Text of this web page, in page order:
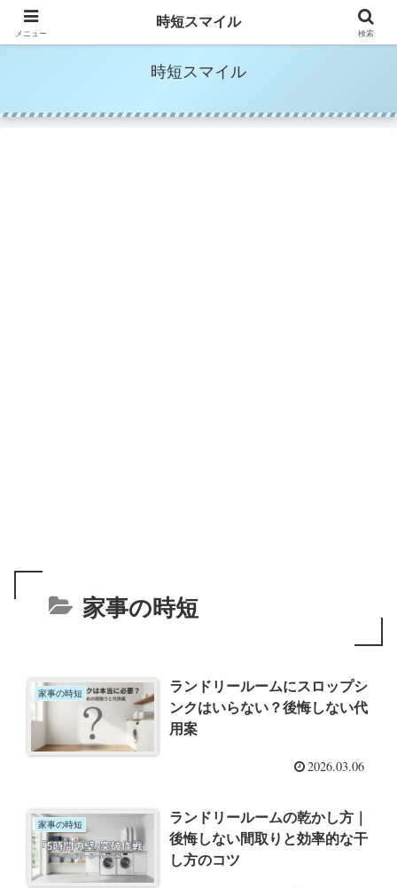
時短家事＆時短美容でママの笑顔を増やす
時短スマイル
家事の時短
家事の時短
ランドリールームにスロップシ
ンクはいらない？後悔しない代
用案
2026.03.06
家事の時短
ランドリールームの乾かし方｜
後悔しない間取りと効率的な干
し方のコツ
メニュー
時短スマイル
検索